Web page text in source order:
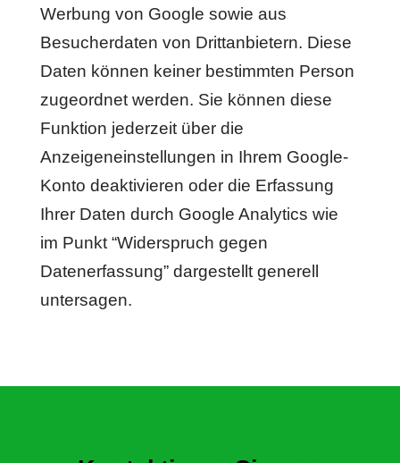
Werbung von Google sowie aus
Besucherdaten von Drittanbietern. Diese
Daten können keiner bestimmten Person
zugeordnet werden. Sie können diese
Funktion jederzeit über die
Anzeigeneinstellungen in Ihrem Google-
Konto deaktivieren oder die Erfassung
Ihrer Daten durch Google Analytics wie
im Punkt “Widerspruch gegen
Datenerfassung” dargestellt generell
untersagen.